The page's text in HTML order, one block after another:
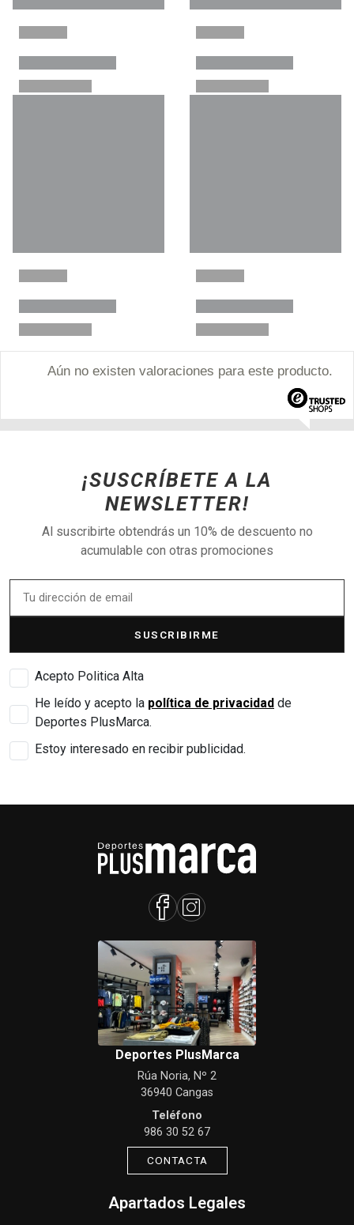
Aún no existen valoraciones para este producto.
¡SUSCRÍBETE A LA
NEWSLETTER!
Al suscribirte obtendrás un 10% de descuento no
acumulable con otras promociones
SUSCRIBIRME
Acepto Politica Alta
He leído y acepto la política de privacidad de
Deportes PlusMarca.
Estoy interesado en recibir publicidad.
Deportes PlusMarca
Rúa Noria, Nº 2
36940 Cangas
Teléfono
986 30 52 67
CONTACTA
Apartados Legales